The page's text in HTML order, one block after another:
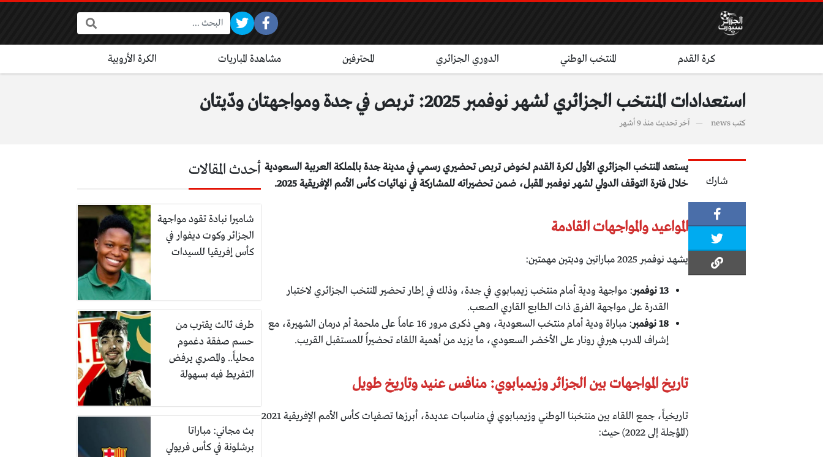
البحث:
كرة القدم المنتخب الوطني الدوري الجزائري المحترفين مشاهدة المباريات الكرة الأروبية
استعدادات المنتخب الجزائري لشهر نوفمبر 2025: تربص في جدة ومواجهتان ودّيتان
كتبnews آخر تحديث منذ 9 أشهر
شارك
أحدث المقالات
شاميرا نبادة تقود مواجهة
الجزائر وكوت ديفوار في
كأس إفريقيا للسيدات
طرف ثالث يقترب من
حسم صفقة دغموم
محلياً.. والمصري يرفض
التفريط فيه بسهولة
بث مجاني: مباراتا
برشلونة في كأس فريولي
يستعد المنتخب الجزائري الأول لكرة القدم لخوض تربص تحضيري رسمي في مدينة جدة بالمملكة العربية السعودية
خلال فترة التوقف الدولي لشهر نوفمبر المقبل، ضمن تحضيراته للمشاركة في نهائيات كأس الأمم الإفريقية 2025.
المواعيد والمواجهات القادمة
يشهد نوفمبر 2025 مباراتين وديتين مهمتين:
13 نوفمبر
: مواجهة ودية أمام منتخب زيمبابوي في جدة، وذلك في إطار تحضير المنتخب الجزائري لاختبار
القدرة على مواجهة الفرق ذات الطابع القاري الصعب.
18 نوفمبر
: مباراة ودية أمام منتخب السعودية، وهي ذكرى مرور 16 عاماً على ملحمة أم درمان الشهيرة، مع
إشراف المدرب هيرفي رونار على الأخضر السعودي، ما يزيد من أهمية اللقاء تحضيراً للمستقبل القريب.
تاريخ المواجهات بين الجزائر وزيمبابوي: منافس عنيد وتاريخ طويل
تاريخياً، جمع اللقاء بين منتخبنا الوطني وزيمبابوي في مناسبات عديدة، أبرزها تصفيات كأس الأمم الإفريقية 2021
(المؤجلة إلى 2022) حيث: